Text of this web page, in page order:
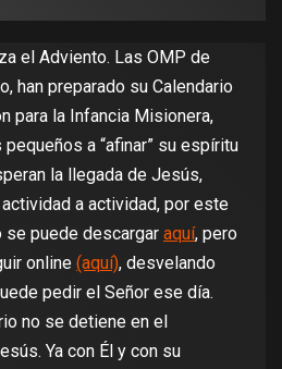
el Adviento. Las OMP de
han preparado su Calendario
para la Infancia Misionera,
a “afinar” su espíritu
la llegada de Jesús,
a actividad, por este
se puede descargar aquí, pero
online (aquí), desvelando
pedir el Señor ese día.
no se detiene en el
Ya con Él y con su